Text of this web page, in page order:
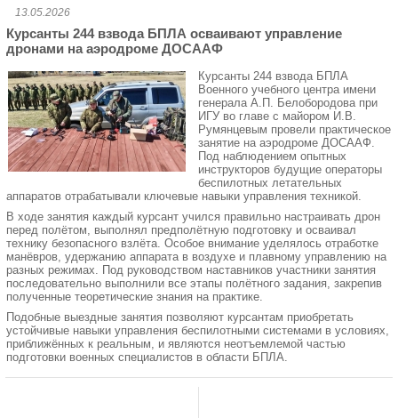
13.05.2026
Курсанты 244 взвода БПЛА осваивают управление
дронами на аэродроме ДОСААФ
Курсанты 244 взвода БПЛА
Военного учебного центра имени
генерала А.П. Белобородова при
ИГУ во главе с майором И.В.
Румянцевым провели практическое
занятие на аэродроме ДОСААФ.
Под наблюдением опытных
инструкторов будущие операторы
беспилотных летательных
аппаратов отрабатывали ключевые навыки управления техникой.
В ходе занятия каждый курсант учился правильно настраивать дрон
перед полётом, выполнял предполётную подготовку и осваивал
технику безопасного взлёта. Особое внимание уделялось отработке
манёвров, удержанию аппарата в воздухе и плавному управлению на
разных режимах. Под руководством наставников участники занятия
последовательно выполнили все этапы полётного задания, закрепив
полученные теоретические знания на практике.
Подобные выездные занятия позволяют курсантам приобретать
устойчивые навыки управления беспилотными системами в условиях,
приближённых к реальным, и являются неотъемлемой частью
подготовки военных специалистов в области БПЛА.